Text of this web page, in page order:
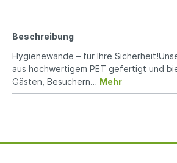
Beschreibung
Hygienewände – für Ihre
aus hochwertigem PET gefertigt und
Gästen, Besuchern… Mehr